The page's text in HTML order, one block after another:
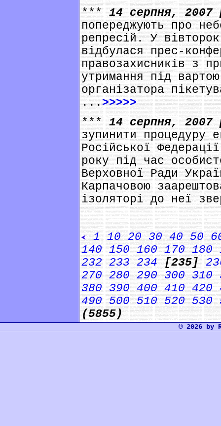
***14 серпня,
попереджують про
репресій. У
відбулася прес-
правозахисників з
утримання під
організатора
...>>>>>
***14 серпня,
зупинити процедуру
Російської
року під час
Верховної Ради
Карпачовою
ізоляторі до неї
1 10 20 30 40 50
140 150 160 170 180
232 233 234 [235]
270 280 290 300 310
380 390 400 410 420
490 500 510 520 530
(5855)
© 2026 by